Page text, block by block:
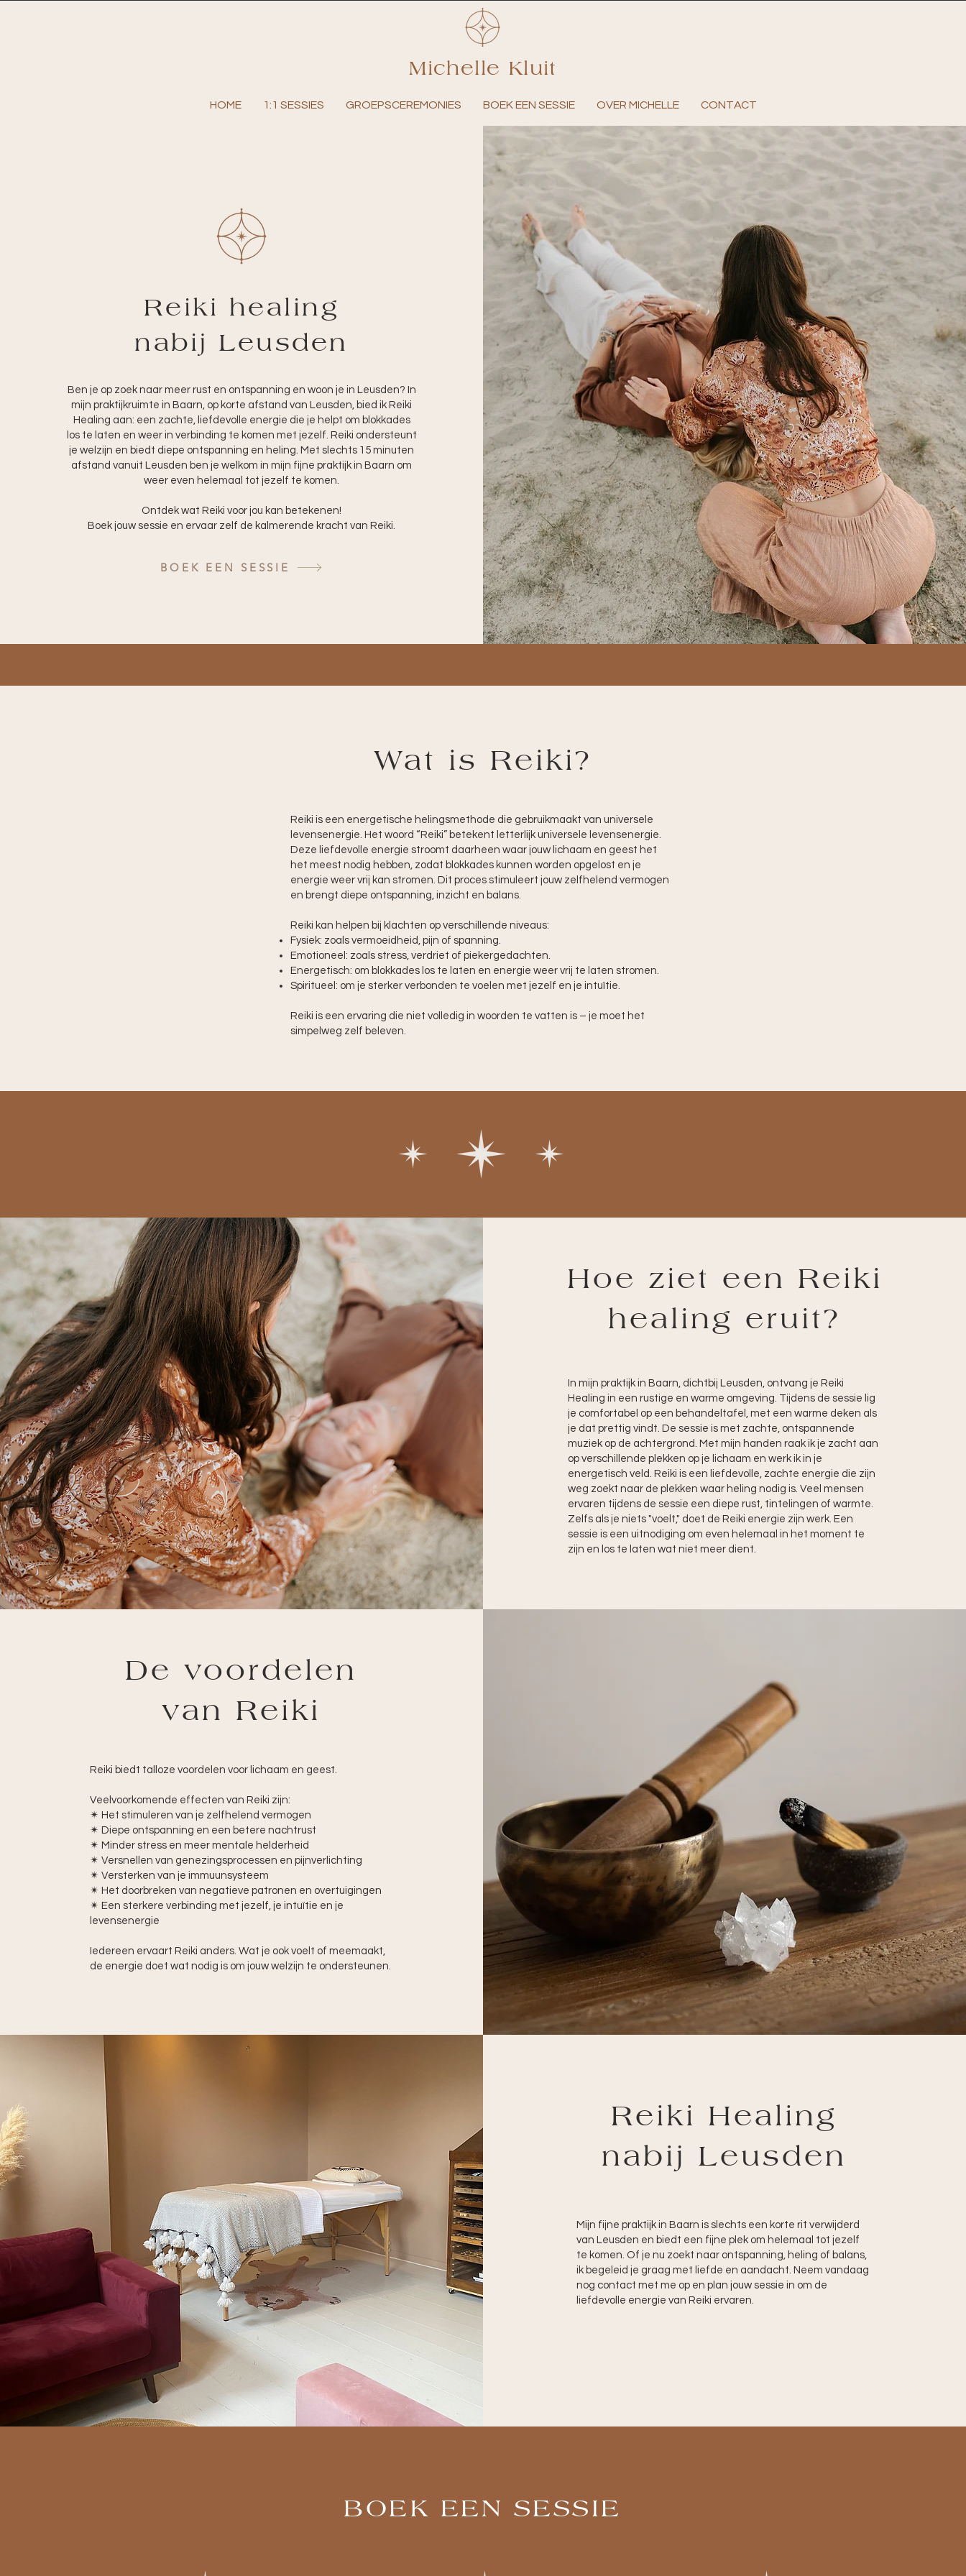
Michelle Kluit
HOME 1:1 SESSIES GROEPSCEREMONIES BOEK EEN SESSIE OVER MICHELLE CONTACT
Reiki healing
nabij Leusden
Ben je op zoek naar meer rust en ontspanning en woon je in Leusden? In
mijn praktijkruimte in Baarn, op korte afstand van Leusden, bied ik Reiki
Healing aan: een zachte, liefdevolle energie die je helpt om blokkades
los te laten en weer in verbinding te komen met jezelf. Reiki ondersteunt
je welzijn en biedt diepe ontspanning en heling. Met slechts 15 minuten
afstand vanuit Leusden ben je welkom in mijn fijne praktijk in Baarn om
weer even helemaal tot jezelf te komen.
Ontdek wat Reiki voor jou kan betekenen!
Boek jouw sessie en ervaar zelf de kalmerende kracht van Reiki.
BOEK EEN SESSIE
Wat is Reiki?
Reiki is een energetische helingsmethode die gebruikmaakt van universele
levensenergie. Het woord “Reiki” betekent letterlijk universele levensenergie.
Deze liefdevolle energie stroomt daarheen waar jouw lichaam en geest het
het meest nodig hebben, zodat blokkades kunnen worden opgelost en je
energie weer vrij kan stromen. Dit proces stimuleert jouw zelfhelend vermogen
en brengt diepe ontspanning, inzicht en balans.
Reiki kan helpen bij klachten op verschillende niveaus:
Fysiek: zoals vermoeidheid, pijn of spanning.
Emotioneel: zoals stress, verdriet of piekergedachten.
Energetisch: om blokkades los te laten en energie weer vrij te laten stromen.
Spiritueel: om je sterker verbonden te voelen met jezelf en je intuïtie.
Reiki is een ervaring die niet volledig in woorden te vatten is – je moet het
simpelweg zelf beleven.
Hoe ziet een Reiki
healing eruit?
In mijn praktijk in Baarn, dichtbij Leusden, ontvang je Reiki
Healing in een rustige en warme omgeving. Tijdens de sessie lig
je comfortabel op een behandeltafel, met een warme deken als
je dat prettig vindt. De sessie is met zachte, ontspannende
muziek op de achtergrond. Met mijn handen raak ik je zacht aan
op verschillende plekken op je lichaam en werk ik in je
energetisch veld. Reiki is een liefdevolle, zachte energie die zijn
weg zoekt naar de plekken waar heling nodig is. Veel mensen
ervaren tijdens de sessie een diepe rust, tintelingen of warmte.
Zelfs als je niets "voelt," doet de Reiki energie zijn werk. Een
sessie is een uitnodiging om even helemaal in het moment te
zijn en los te laten wat niet meer dient.
De voordelen
van Reiki
Reiki biedt talloze voordelen voor lichaam en geest.
Veelvoorkomende effecten van Reiki zijn:
✴︎ Het stimuleren van je zelfhelend vermogen
✴︎ Diepe ontspanning en een betere nachtrust
✴︎ Minder stress en meer mentale helderheid
✴︎ Versnellen van genezingsprocessen en pijnverlichting
✴︎ Versterken van je immuunsysteem
✴︎ Het doorbreken van negatieve patronen en overtuigingen
✴︎ Een sterkere verbinding met jezelf, je intuïtie en je
levensenergie
Iedereen ervaart Reiki anders. Wat je ook voelt of meemaakt,
de energie doet wat nodig is om jouw welzijn te ondersteunen.
Reiki Healing
nabij Leusden
Mijn fijne praktijk in Baarn is slechts een korte rit verwijderd
van Leusden en biedt een fijne plek om helemaal tot jezelf
te komen. Of je nu zoekt naar ontspanning, heling of balans,
ik begeleid je graag met liefde en aandacht. Neem vandaag
nog contact met me op en plan jouw sessie in om de
liefdevolle energie van Reiki ervaren.
BOEK EEN SESSIE